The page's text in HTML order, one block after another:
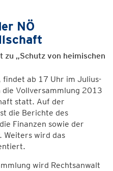
NÖ
„Schutz von heimischen
ab 17 Uhr im Julius-
die Vollversammlung 2013
statt. Auf der
die Berichte des
Finanzen sowie der
Weiters wird das
wird Rechtsanwalt